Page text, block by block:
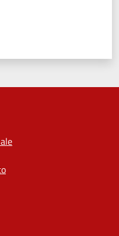
da 1 a 5 stelle